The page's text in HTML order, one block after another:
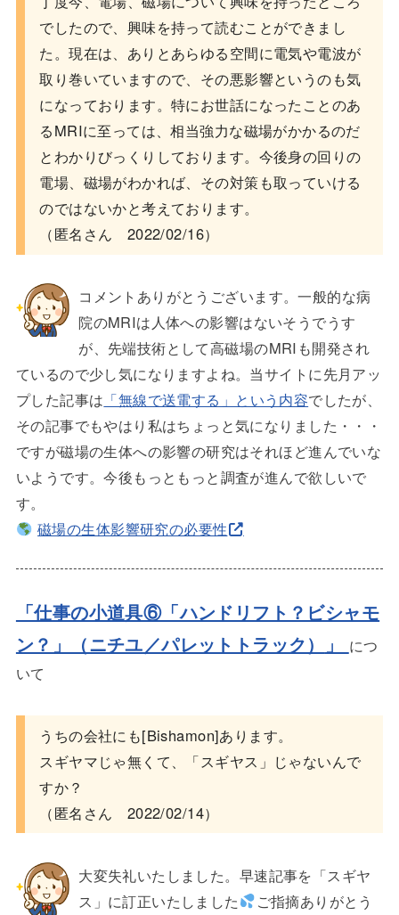
でしたので、興味を持って読むことができまし
た。現在は、ありとあらゆる空間に電気や電波が
取り巻いていますので、その悪影響というのも気
になっております。特にお世話になったことのあ
るMRIに至っては、相当強力な磁場がかかるのだ
とわかりびっくりしております。今後身の回りの
電場、磁場がわかれば、その対策も取っていける
のではないかと考えております。
（匿名さん 2022/02/16）
コメントありがとうございます。一般的な病
院のMRIは人体への影響はないそうでうす
が、先端技術として高磁場のMRIも開発され
ているので少し気になりますよね。当サイトに先月アッ
プした記事は 「無線で送電する」という内容でしたが、
その記事でもやはり私はちょっと気になりました・・・
ですが磁場の生体への影響の研究はそれほど進んでいな
いようです。今後もっともっと調査が進んで欲しいで
す。
磁場の生体影響研究の必要性
「仕事の小道具⑥「ハンドリフト？ビシャモ
ン？」（ニチユ／パレットトラック）
」
につ
いて
うちの会社にも[Bishamon]あります。
スギヤマじゃ無くて、「スギヤス」じゃないんで
すか？
（匿名さん 2022/02/14）
大変失礼いたしました。早速記事を「スギヤ
ス」に訂正いたしました
ご指摘ありがとう